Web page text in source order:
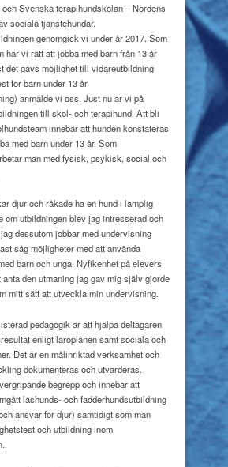
Svenska terapihundskolan – Nordens
sociala tjänstehundar.
genomgick vi under år 2017. Som
har vi rätt att jobba med barn från 13 år
det gavs möjlighet till vidareutbildning
för barn under 13 år
anmälde vi oss. Just nu är vi på
till skol- och terapihund. Att bli
innebär att hunden konstateras
med barn under 13 år. Som
man med fysisk, psykisk, social och
djur och råkade ha en hund i lämplig
om utbildningen blev jag intresserad och
dessutom jobbar med undervisning
såg möjligheter med att använda
barn och unga. Nyfikenhet på elevers
den utmaning jag gav mig själv gjorde
mitt sätt att utveckla min undervisning.
pedagogik är att hjälpa deltagaren
enligt läroplanen samt sociala och
Det är en målinriktad verksamhet och
dokumenteras och utvärderas.
begrepp och innebär att
läshunds- och fadderhundsutbildning
ansvar för djur) samtidigt som man
och utbildning inom